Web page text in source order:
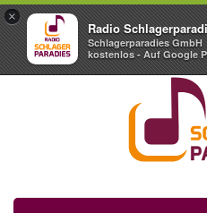
×
Radio
Schlagerparadies GmbH
kostenlos - Auf Google